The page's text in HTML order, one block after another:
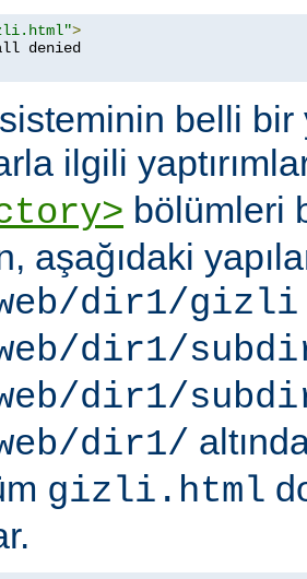
>
belli
ilgili
bölümleri
aşağıdaki
dir1/
dir1/
dir1/
dir1/
gizli.html